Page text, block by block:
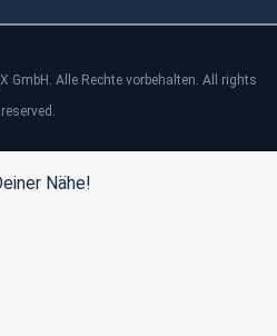
GmbH. Alle Rechte vorbehalten. All rights
reserved.
Nähe!